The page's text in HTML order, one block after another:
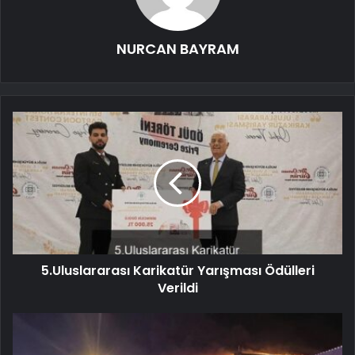
NURCAN BAYRAM
5.Uluslararası Karikatür Yarışması Ödülleri
Verildi